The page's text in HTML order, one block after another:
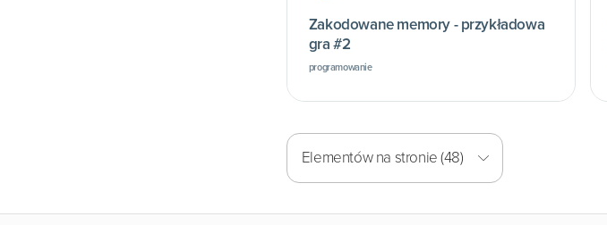
Zakodowane memory - przykładowa
gra #2
programowanie
Elementów na stronie (48)